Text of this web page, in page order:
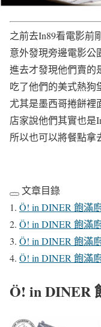
之前去In89看電影前
意外發現旁邊電影公
進去才發現他們賣的
吃了他們的美式熱狗
尤其是墨西哥捲餅裡
店家說他們其實也是
所以也可以將餐點拿
文章目錄
Ö! in DINER 飽滿
Ö! in DINER 飽滿
Ö! in DINER 飽滿
Ö! in DINER 飽滿
Ö! in DINER